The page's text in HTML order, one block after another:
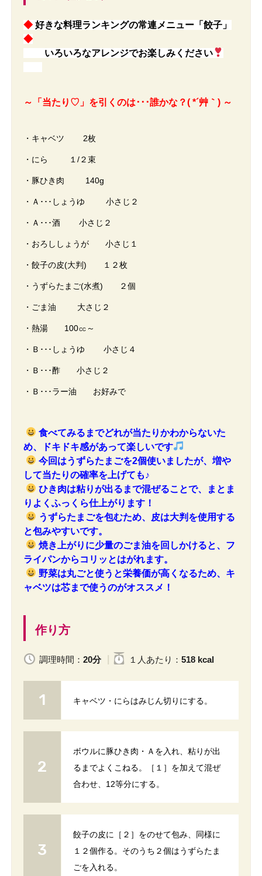
◆ 好きな料理ランキングの常連メニュー「餃子」
◆
いろいろなアレンジでお楽しみください
～「当たり♡」を引くのは･･･誰かな？( *´艸｀) ～
・キャベツ 2枚
・にら １/２束
・豚ひき肉 140g
・Ａ･･･しょうゆ 小さじ２
・Ａ･･･酒 小さじ２
・おろししょうが 小さじ１
・餃子の皮(大判) １２枚
・うずらたまご(水煮) ２個
・ごま油 大さじ２
・熱湯 100㏄～
・Ｂ･･･しょうゆ 小さじ４
・Ｂ･･･酢 小さじ２
・Ｂ･･･ラー油 お好みで
食べてみるまでどれが当たりかわからないた
め、ドキドキ感があって楽しいです
今回はうずらたまごを2個使いましたが、増や
して当たりの確率を上げても♪
ひき肉は粘りが出るまで混ぜることで、まとま
りよくふっくら仕上がります！
うずらたまごを包むため、皮は大判を使用する
と包みやすいです。
焼き上がりに少量のごま油を回しかけると、フ
ライパンからコリッとはがれます。
野菜は丸ごと使うと栄養価が高くなるため、キ
ャベツは芯まで使うのがオススメ！
作り方
調理時間： 20分 １人 あたり ： 518 kcal
キャベツ・にらはみじん切りにする。
ボウルに豚ひき肉・Ａを入れ、粘りが出
るまでよくこねる。［１］を加えて混ぜ
合わせ、12等分にする。
餃子の皮に［２］をのせて包み、同様に
１２個作る。そのうち２個はうずらたま
ごを入れる。